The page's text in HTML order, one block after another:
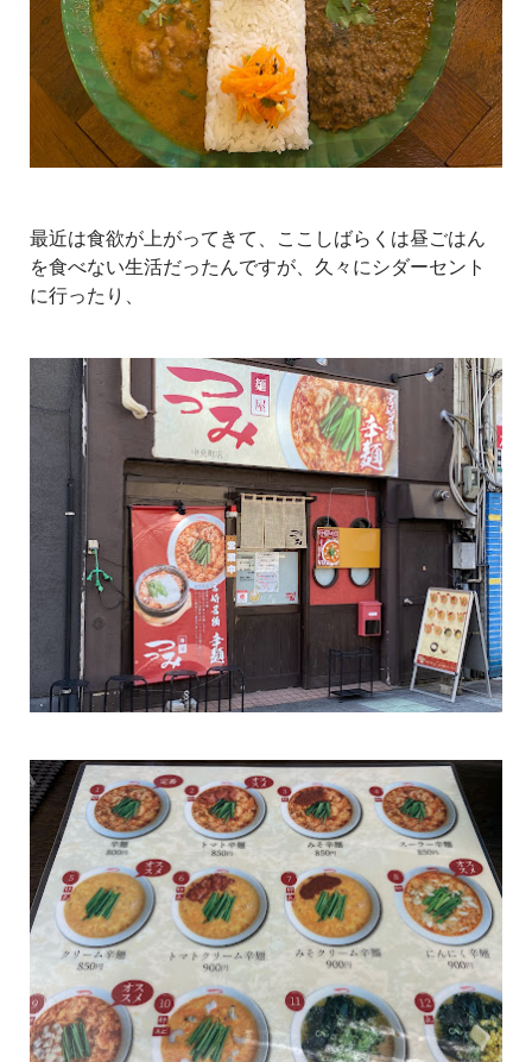
最近は食欲が上がってきて、ここしばらくは昼ごはん
を食べない生活だったんですが、久々にシダーセント
に行ったり、